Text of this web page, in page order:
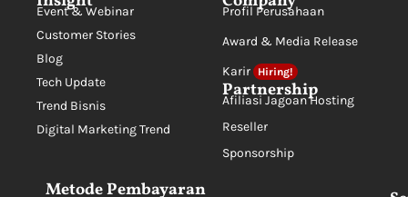
Event & Webinar
Customer Stories
Blog
Tech Update
Trend Bisnis
Digital Marketing Trend
Profil Perusahaan
Award & Media Release
Karir
Hiring!
Partnership
Afiliasi Jagoan Hosting
Reseller
Sponsorship
Metode Pembayaran